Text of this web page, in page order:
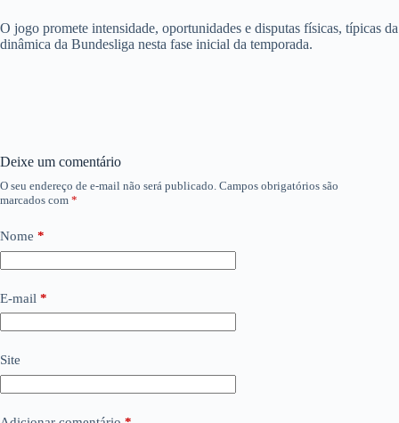
O jogo promete intensidade, oportunidades e disputas físicas, típicas da
dinâmica da Bundesliga nesta fase inicial da temporada.
Deixe um comentário
O seu endereço de e-mail não será publicado. Campos obrigatórios são
marcados com *
Nome *
E-mail *
Site